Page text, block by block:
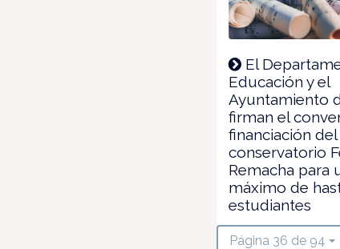
El
Educación y el
Ayuntamiento
firman el
financiación del
conservatorio
Remacha para
máximo de
estudiantes
Página 36 de 94